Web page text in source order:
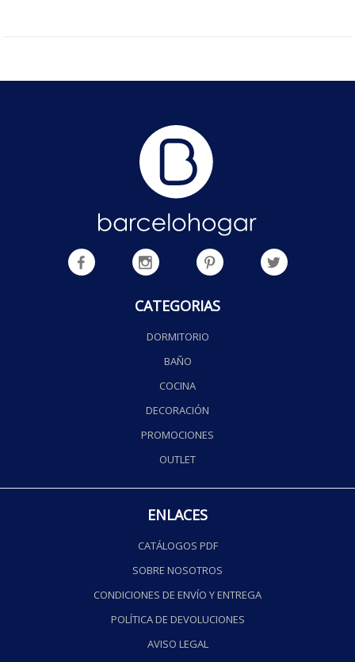
CATEGORIAS
DORMITORIO
BAÑO
COCINA
DECORACIÓN
PROMOCIONES
OUTLET
ENLACES
CATÁLOGOS PDF
SOBRE NOSOTROS
CONDICIONES DE ENVÍO Y ENTREGA
POLÍTICA DE DEVOLUCIONES
AVISO LEGAL